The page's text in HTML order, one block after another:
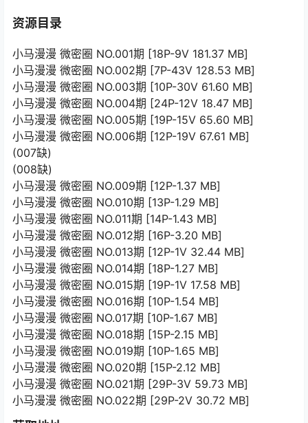
资源目录
小马漫漫 微密圈 NO.001期 [18P-9V 181.37 MB]
小马漫漫 微密圈 NO.002期 [7P-43V 128.53 MB]
小马漫漫 微密圈 NO.003期 [10P-30V 61.60 MB]
小马漫漫 微密圈 NO.004期 [24P-12V 18.47 MB]
小马漫漫 微密圈 NO.005期 [19P-15V 65.60 MB]
小马漫漫 微密圈 NO.006期 [12P-19V 67.61 MB]
(007缺)
(008缺)
小马漫漫 微密圈 NO.009期 [12P-1.37 MB]
小马漫漫 微密圈 NO.010期 [13P-1.29 MB]
小马漫漫 微密圈 NO.011期 [14P-1.43 MB]
小马漫漫 微密圈 NO.012期 [16P-3.20 MB]
小马漫漫 微密圈 NO.013期 [12P-1V 32.44 MB]
小马漫漫 微密圈 NO.014期 [18P-1.27 MB]
小马漫漫 微密圈 NO.015期 [19P-1V 17.58 MB]
小马漫漫 微密圈 NO.016期 [10P-1.54 MB]
小马漫漫 微密圈 NO.017期 [10P-1.67 MB]
小马漫漫 微密圈 NO.018期 [15P-2.15 MB]
小马漫漫 微密圈 NO.019期 [10P-1.65 MB]
小马漫漫 微密圈 NO.020期 [15P-2.12 MB]
小马漫漫 微密圈 NO.021期 [29P-3V 59.73 MB]
小马漫漫 微密圈 NO.022期 [29P-2V 30.72 MB]